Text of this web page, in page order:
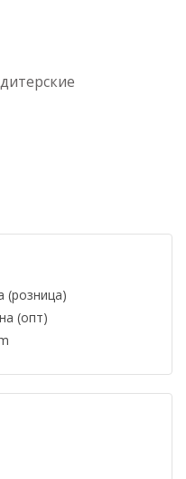
(розница)
(опт)